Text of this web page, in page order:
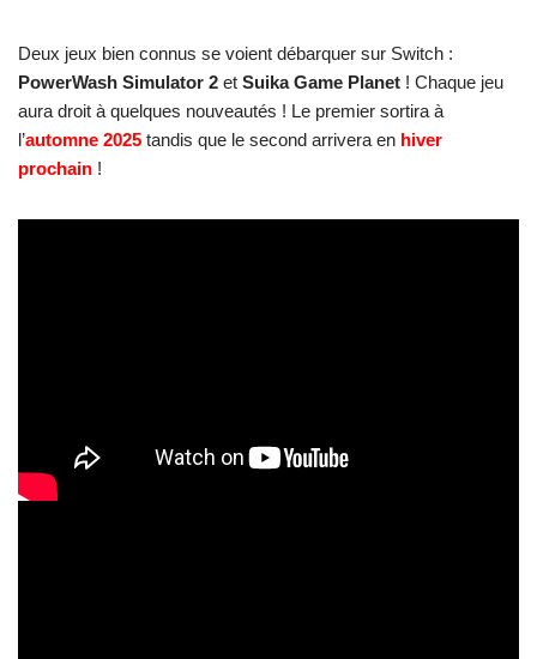
Deux jeux bien connus se voient débarquer sur Switch :
PowerWash Simulator 2 et Suika Game Planet ! Chaque jeu
aura droit à quelques nouveautés ! Le premier sortira à
l’automne 2025 tandis que le second arrivera en hiver
prochain !